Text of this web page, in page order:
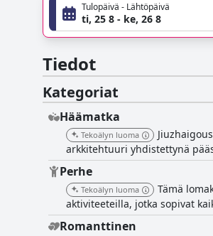
Tulopäivä - Lähtöpäivä
ti, 25 8 - ke, 26 8
Tiedot
Kategoriat
Häämatka
Tekoälyn luoma
arkkitehtuuri yhdistettynä
Perhe
Tekoälyn luoma
Tämä
aktiviteeteilla, jotka sopivat
Romanttinen